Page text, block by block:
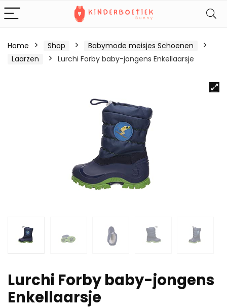
Home Shop
Babymode meisjes Schoenen
Laarzen
Lurchi Forby baby-jongens Enkellaarsje
Lurchi Forby baby-jongens
Enkellaarsje